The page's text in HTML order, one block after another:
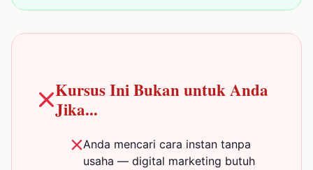
Kursus Ini Bukan untuk Anda
Jika...
Anda mencari cara instan tanpa
usaha — digital marketing butuh